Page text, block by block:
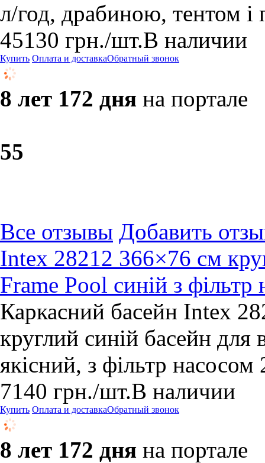
л/год, драбиною, тентом і
45130 грн./шт.В наличии
Купить Оплата и доставкаОбратный звонок
8 лет 172 дня на портале
55
Все отзывы Добавить
Intex 28212 366×76 см
Frame Pool синій з
Каркасний басейн Intex
круглий синій басейн для
якісний, з фільтр насосом
7140 грн./шт.В наличии
Купить Оплата и доставкаОбратный звонок
8 лет 172 дня на портале